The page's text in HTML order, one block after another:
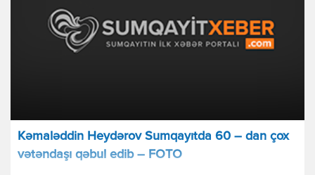
Kəmaləddin Heydərov Sumqayıtda 60 – dan çox
vətəndaşı qəbul edib – FOTO